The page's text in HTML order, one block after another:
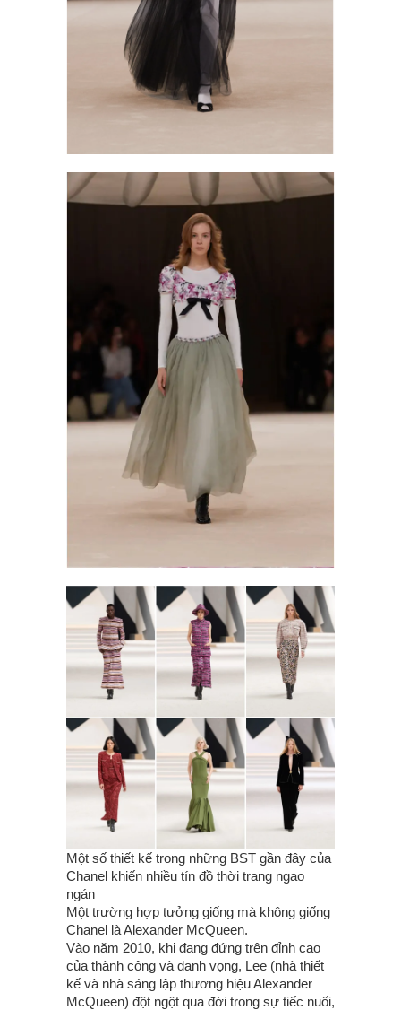
Một số thiết kế trong những BST gần đây của
Chanel khiến nhiều tín đồ thời trang ngao
ngán
Một trường hợp tưởng giống mà không giống
Chanel là Alexander McQueen.
Vào năm 2010, khi đang đứng trên đỉnh cao
của thành công và danh vọng, Lee (nhà thiết
kế và nhà sáng lập thương hiệu Alexander
McQueen) đột ngột qua đời trong sự tiếc nuối,